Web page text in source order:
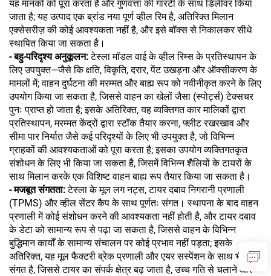
यह मानकों को पूरा करता है और गुणवत्ता की गारंटी के साथ डिलीवर किया
जाता है; यह उत्पाद एक ब्रांड नया पूर्ण व्हील रिम है, अतिरिक्त मिलान
एक्सेसरीज़ की कोई आवश्यकता नहीं है, और इसे बॉक्स से निकालकर सीधे
स्थापित किया जा सकता है।
- बहु-परिदृश्य अनुकूलन:टेस्ला मॉडल वाई के व्हील रिम्स के प्रतिस्थापन के
लिए उपयुक्त—जैसे कि क्षति, विकृति, दरार, पेंट उखड़ना और ऑक्सीकरण के
मामलों में; वाहन दुर्घटना की मरम्मत और बाह्य रूप को नवीनीकृत करने के लिए
उपयोग किया जा सकता है, जिससे वाहन का खेलों जैसा (स्पोर्ट्स) टेक्सचर
पुनः प्राप्त हो जाता है; इसके अतिरिक्त, यह व्यक्तिगत कार मालिकों द्वारा
प्रतिस्थापन, मरम्मत केंद्रों द्वारा स्टॉक तैयार करना, फ्लीट रखरखाव और
सीमा पार निर्यात जैसे कई परिदृश्यों के लिए भी उपयुक्त है, जो विभिन्न
ग्राहकों की आवश्यकताओं को पूरा करता है; इसका उपयोग व्यक्तिगतकृत
संशोधन के लिए भी किया जा सकता है, जिसमें विभिन्न शैलियों के टायरों के
साथ मिलान करके एक विशिष्ट वाहन बाह्य रूप तैयार किया जा सकता है।
- मजबूत संगतता:टेस्ला के मूल लग नट्स, टायर दबाव निगरानी प्रणाली
(TPMS) और व्हील सेंटर कैप के साथ पूर्णतः संगत। स्थापना के बाद वाहन
प्रणाली में कोई संशोधन करने की आवश्यकता नहीं होती है, और टायर दबाव
के डेटा को सामान्य रूप से पढ़ा जा सकता है, जिससे वाहन के विभिन्न
बुद्धिमान कार्यों के सामान्य संचालन पर कोई प्रभाव नहीं पड़ता; इसके
अतिरिक्त, यह मूल फैक्टरी ब्रेक प्रणाली और एयर सस्पेंशन के साथ भी
संगत है, जिससे टायर का संपर्क क्षेत्र बढ़ जाता है, उच्च गति से चलाने और